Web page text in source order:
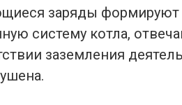
заряды формируют
систему котла,
заземления